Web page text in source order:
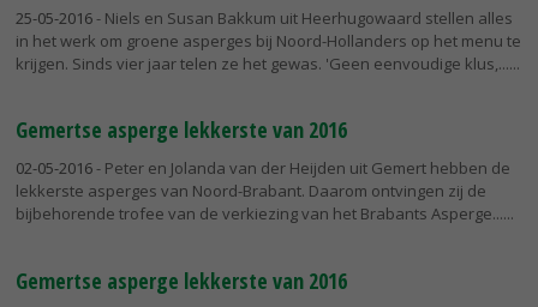
25-05-2016- Niels en Susan Bakkum uit Heerhugowaard stellen alles
in het werk om groene asperges bij Noord-Hollanders op het menu te
krijgen. Sinds vier jaar telen ze het gewas. 'Geen eenvoudige klus,...
Gemertse asperge lekkerste van 2016
02-05-2016- Peter en Jolanda van der Heijden uit Gemert hebben de
lekkerste asperges van Noord-Brabant. Daarom ontvingen zij de
bijbehorende trofee van de verkiezing van het Brabants Asperge...
Gemertse asperge lekkerste van 2016